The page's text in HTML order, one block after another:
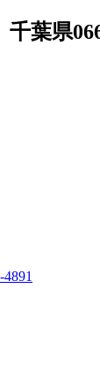
葉県